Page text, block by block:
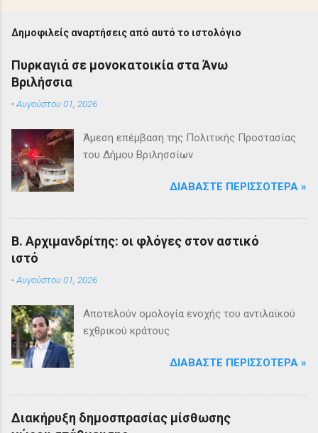
Δημοφιλείς αναρτήσεις από αυτό το ιστολόγιο
Πυρκαγιά σε μονοκατοικία στα Άνω
Βριλήσσια
-Αυγούστου 01, 2026
Άμεση επέμβαση της Πολιτικής Προστασίας
του Δήμου Βριλησσίων
ΔΙΑΒΆΣΤΕ ΠΕΡΙΣΣΌΤΕΡΑ »
Β. Αρχιμανδρίτης: οι φλόγες στον αστικό
ιστό
-Αυγούστου 01, 2026
Αποτελούν ομολογία ενοχής του αντιλαϊκού
εχθρικού κράτους
ΔΙΑΒΆΣΤΕ ΠΕΡΙΣΣΌΤΕΡΑ »
Διακήρυξη δημοσπρασίας μίσθωσης